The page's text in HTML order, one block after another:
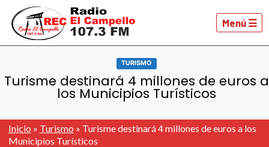
Menú ☰
TURISMO
Turisme destinará 4 millones de euros a
los Municipios Turísticos
Inicio » Turismo » Turisme destinará 4 millones de euros a los
Municipios Turísticos